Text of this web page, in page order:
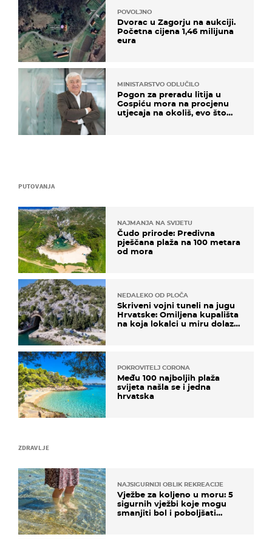
ZDRAVLJE
NAJSIGURNIJI OBLIK REKREACIJE
Vježbe za koljeno u moru: 5
sigurnih vježbi koje mogu
smanjiti bol i poboljšati
PUTOVANJA
NAJMANJA NA SVIJETU
Čudo prirode: Predivna
pješčana plaža na 100 metara
od mora
NEDALEKO OD PLOČA
Skriveni vojni tuneli na jugu
Hrvatske: Omiljena kupališta
na koja lokalci u miru dolaze
POKROVITELJ CORONA
Među 100 najboljih plaža
svijeta našla se i jedna
hrvatska
POVOLJNO
Dvorac u Zagorju na aukciji.
Početna cijena 1,46 milijuna
eura
MINISTARSTVO ODLUČILO
Pogon za preradu litija u
Gospiću mora na procjenu
utjecaja na okoliš, evo što